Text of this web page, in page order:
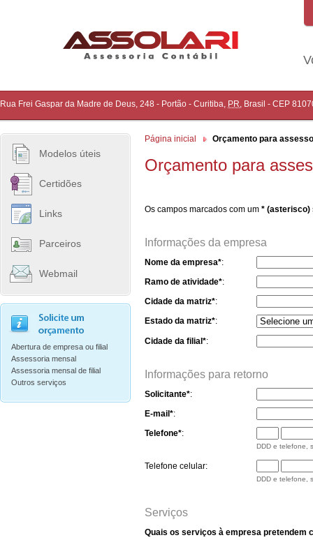
Rua Frei Gaspar da Madre de Deus, 248 - Portão - Curitiba, PR, Brasil - CEP
Modelos úteis
Certidões
Links
Parceiros
Webmail
Abertura de empresa ou filial
Assessoria mensal
Assessoria mensal de filial
Outros serviços
Página inicial Orçamento para
Orçamento para
Os campos marcados com um * (asterisco)
Informações da empresa
Nome da empresa*:
Ramo de atividade*:
Cidade da matriz*:
Estado da matriz*:
Cidade da filial*:
Informações para retorno
Solicitante*:
E-mail*:
Telefone*:
DDD e telefone,
Telefone celular:
DDD e telefone,
Serviços
Quais os serviços à empresa pretendem